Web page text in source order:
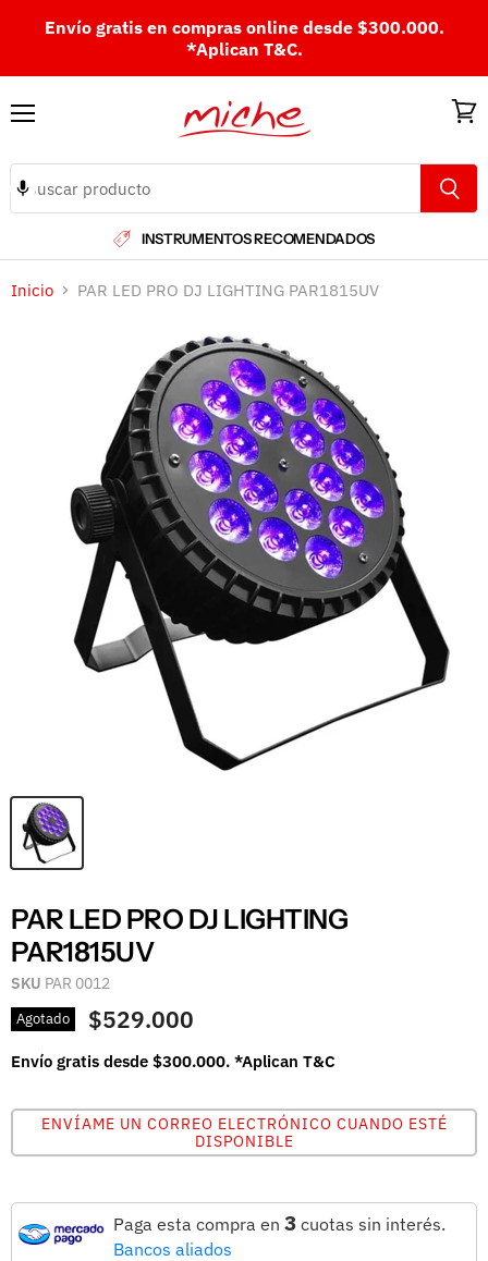
Envío gratis en compras online desde $300.000.
*Aplican T&C.
INSTRUMENTOS RECOMENDADOS
Inicio PAR LED PRO DJ LIGHTING PAR1815UV
PAR LED PRO DJ LIGHTING
PAR1815UV
SKU PAR 0012
Agotado $529.000
Envío gratis desde $300.000. *Aplican T&C
ENVÍAME UN CORREO ELECTRÓNICO CUANDO ESTÉ
DISPONIBLE
Paga esta compra en 3 cuotas sin interés.
Bancos aliados